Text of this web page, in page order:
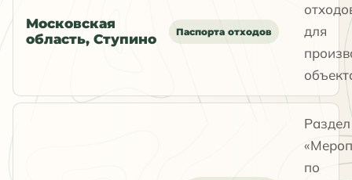
Московская
область, Ступино
Паспорта отходов
для
Раздел
по